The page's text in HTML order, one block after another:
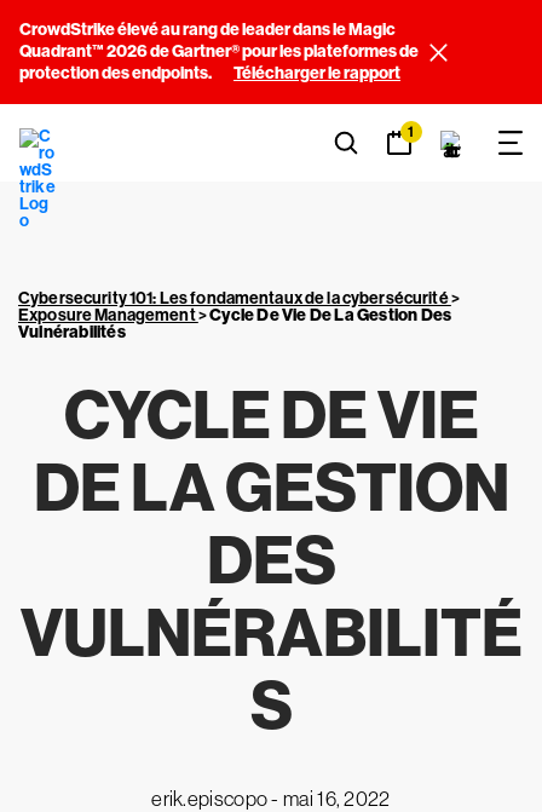
CrowdStrike élevé au rang de leader dans le Magic
Quadrant™ 2026 de Gartner® pour les plateformes de
protection des endpoints.
Télécharger le rapport
1
Cybersecurity 101: Les fondamentaux de la cybersécurité>
Exposure Management>Cycle De Vie De La Gestion Des
Vulnérabilités
CYCLE DE VIE
DE LA GESTION
DES
VULNÉRABILITÉ
S
erik.episcopo -mai 16, 2022